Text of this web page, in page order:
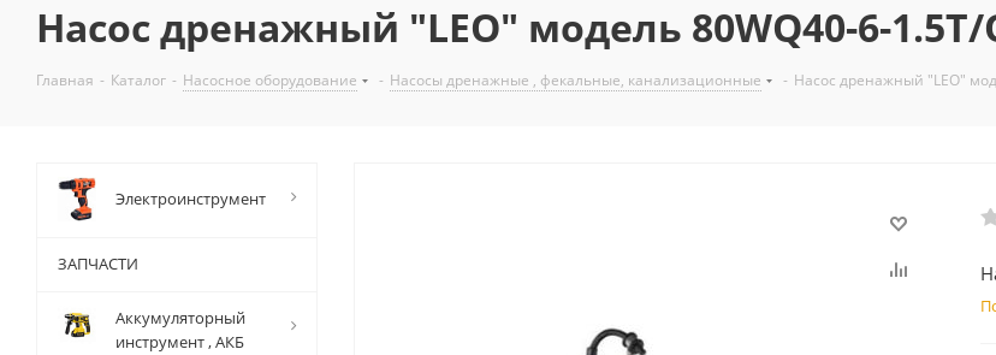
Насос дренажный "LEO" модель 80WQ40-6-1.5T/
Главная - Каталог - Насосное оборудование - Насосы дренажные , фекальные, канализационные - Насос дренажный "LEO"
Электроинструмент
ЗАПЧАСТИ
Аккумуляторный
инструмент , АКБ